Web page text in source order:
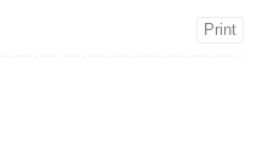
Print